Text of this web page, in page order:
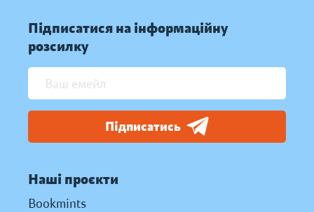
Підписатися на інформаційну
розсилку
Підписатись
Наші проєкти
Bookmints